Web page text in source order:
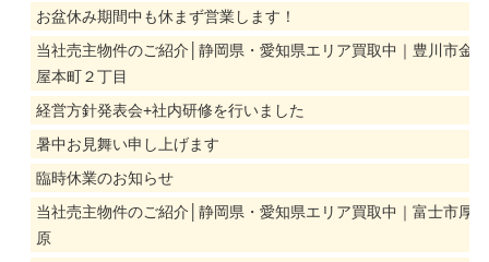
お盆休み期間中も休まず営業します！
当社売主物件のご紹介│静岡県・愛知県エリア買取中｜豊川市金
屋本町２丁目
経営方針発表会+社内研修を行いました
暑中お見舞い申し上げます
臨時休業のお知らせ
当社売主物件のご紹介│静岡県・愛知県エリア買取中｜富士市厚
原